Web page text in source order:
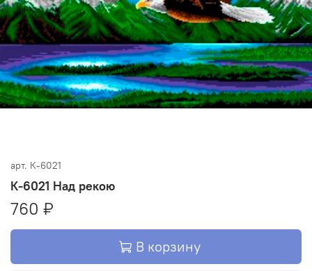
арт. К-6021
К-6021 Над рекою
760 ₽
В корзину